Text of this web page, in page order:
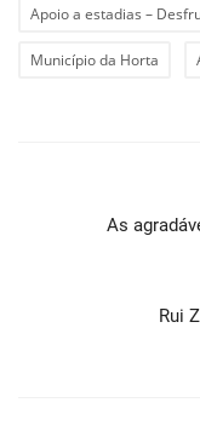
Apoio a estadias –
Município da Horta
As
Rui